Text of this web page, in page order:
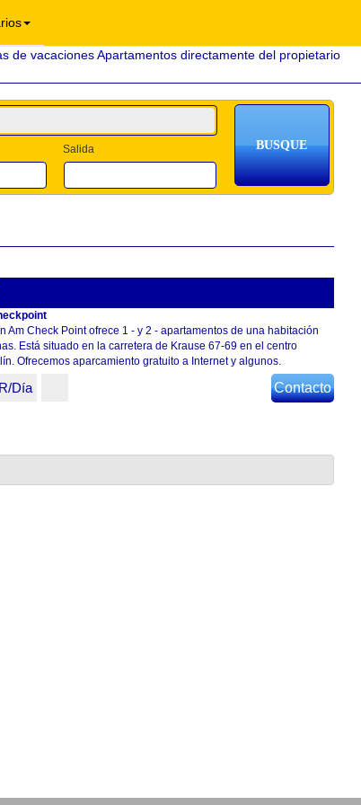
Salida
Am Check Point ofrece 1 - y 2 - apartamentos de una habitación
Está situado en la carretera de Krause 67-69 en el centro
Ofrecemos aparcamiento gratuito a Internet y algunos.
Día Contacto